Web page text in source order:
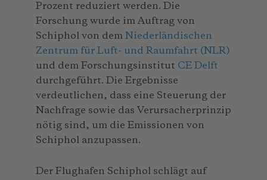
Prozent reduziert werden. Die
Forschung wurde im Auftrag von
Schiphol von dem Niederländischen
Zentrum für Luft- und Raumfahrt (NLR)
und dem Forschungsinstitut CE Delft
durchgeführt. Die Ergebnisse
verdeutlichen, dass eine Steuerung der
Nachfrage sowie das Verursacherprinzip
nötig sind, um die Emissionen von
Schiphol anzupassen.
Der Flughafen Schiphol schlägt auf